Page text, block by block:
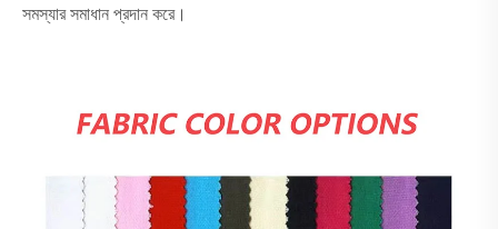
সমস্যার সমাধান প্রদান করে।